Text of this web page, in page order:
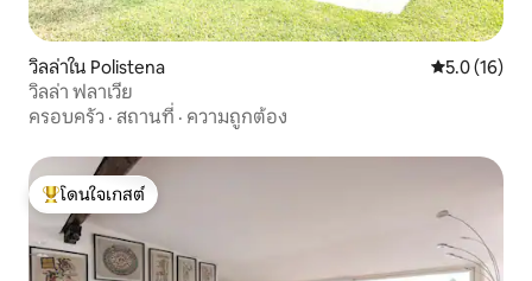
วิลล่าใน Polistena คะแนนเฉลี่ย
5.0 (16)
วิลล่า ฟลาเวีย
ครอบครัว · สถานที่ · ความถูกต้อง
โดนใจเกสต์ที่สุด
โดนใจเกสต์